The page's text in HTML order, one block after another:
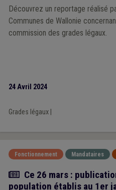
Découvrez un reportage réalisé
Communes de Wallonie
commission des grades légaux.
24 Avril 2024
Grades légaux|
Fonctionnement Mandataires
Actualité
Ce 26 mars :
population établis au 1er